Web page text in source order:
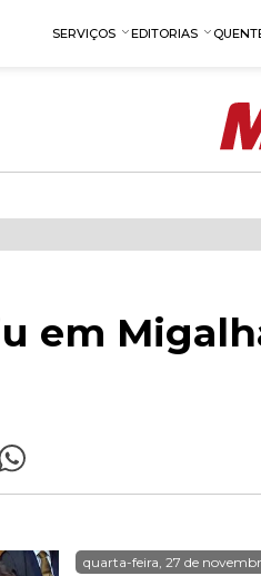
SERVIÇOS EDITORIAS
em
quarta-feira, 27 de